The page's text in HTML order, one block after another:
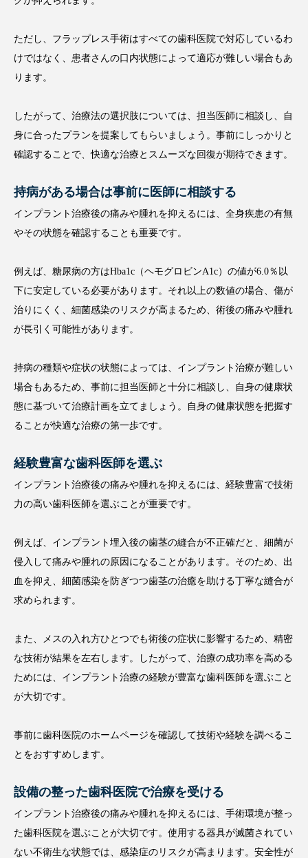
ただし、フラップレス手術はすべての歯科医院で対応しているわ
けではなく、患者さんの口内状態によって適応が難しい場合もあ
ります。
したがって、治療法の選択肢については、担当医師に相談し、自
身に合ったプランを提案してもらいましょう。事前にしっかりと
確認することで、快適な治療とスムーズな回復が期待できます。
持病がある場合は事前に医師に相談する
インプラント治療後の痛みや腫れを抑えるには、全身疾患の有無
やその状態を確認することも重要です。
例えば、糖尿病の方はHba1c（ヘモグロビンA1c）の値が6.0％以
下に安定している必要があります。それ以上の数値の場合、傷が
治りにくく、細菌感染のリスクが高まるため、術後の痛みや腫れ
が長引く可能性があります。
持病の種類や症状の状態によっては、インプラント治療が難しい
場合もあるため、事前に担当医師と十分に相談し、自身の健康状
態に基づいて治療計画を立てましょう。自身の健康状態を把握す
ることが快適な治療の第一歩です。
経験豊富な歯科医師を選ぶ
インプラント治療後の痛みや腫れを抑えるには、経験豊富で技術
力の高い歯科医師を選ぶことが重要です。
例えば、インプラント埋入後の歯茎の縫合が不正確だと、細菌が
侵入して痛みや腫れの原因になることがあります。そのため、出
血を抑え、細菌感染を防ぎつつ歯茎の治癒を助ける丁寧な縫合が
求められます。
また、メスの入れ方ひとつでも術後の症状に影響するため、精密
な技術が結果を左右します。したがって、治療の成功率を高める
ためには、インプラント治療の経験が豊富な歯科医師を選ぶこと
が大切です。
事前に歯科医院のホームページを確認して技術や経験を調べるこ
とをおすすめします。
設備の整った歯科医院で治療を受ける
インプラント治療後の痛みや腫れを抑えるには、手術環境が整っ
た歯科医院を選ぶことが大切です。使用する器具が滅菌されてい
ない不衛生な状態では、感染症のリスクが高まります。安全性が